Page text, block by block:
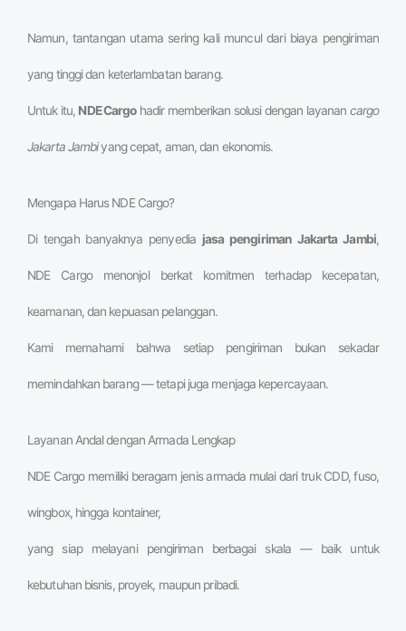
Namun, tantangan utama sering kali muncul dari biaya pengiriman
yang tinggi dan keterlambatan barang.
Untuk itu, NDE Cargohadir memberikan solusi dengan layanan cargo
Jakarta Jambiyang cepat, aman, dan ekonomis.
Mengapa Harus NDE Cargo?
Di tengah banyaknya penyedia jasa pengiriman Jakarta Jambi,
NDE Cargo menonjol berkat komitmen terhadap kecepatan,
keamanan, dan kepuasan pelanggan.
Kami memahami bahwa setiap pengiriman bukan sekadar
memindahkan barang — tetapi juga menjaga kepercayaan.
Layanan Andal dengan Armada Lengkap
NDE Cargo memiliki beragam jenis armada mulai dari truk CDD, fuso,
wingbox, hingga kontainer,
yang siap melayani pengiriman berbagai skala — baik untuk
kebutuhan bisnis, proyek, maupun pribadi.